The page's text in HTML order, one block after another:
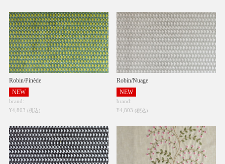
Robin/Pinède
NEW
brand:
¥4,803 (税込)
Robin/Nuage
NEW
brand:
¥4,803(税込)